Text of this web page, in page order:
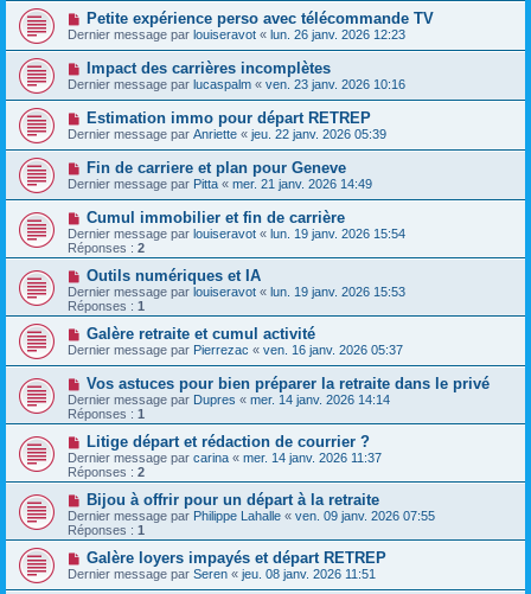
Petite expérience perso avec télécommande TV
Dernier message par louiseravot « lun. 26 janv. 2026 12:23
Impact des carrières incomplètes
Dernier message par lucaspalm « ven. 23 janv. 2026 10:16
Estimation immo pour départ RETREP
Dernier message par Anriette « jeu. 22 janv. 2026 05:39
Fin de carriere et plan pour Geneve
Dernier message par Pitta « mer. 21 janv. 2026 14:49
Cumul immobilier et fin de carrière
Dernier message par louiseravot « lun. 19 janv. 2026 15:54
Réponses : 2
Outils numériques et IA
Dernier message par louiseravot « lun. 19 janv. 2026 15:53
Réponses : 1
Galère retraite et cumul activité
Dernier message par Pierrezac « ven. 16 janv. 2026 05:37
Vos astuces pour bien préparer la retraite dans le privé
Dernier message par Dupres « mer. 14 janv. 2026 14:14
Réponses : 1
Litige départ et rédaction de courrier ?
Dernier message par carina « mer. 14 janv. 2026 11:37
Réponses : 2
Bijou à offrir pour un départ à la retraite
Dernier message par Philippe Lahalle « ven. 09 janv. 2026 07:55
Réponses : 1
Galère loyers impayés et départ RETREP
Dernier message par Seren « jeu. 08 janv. 2026 11:51